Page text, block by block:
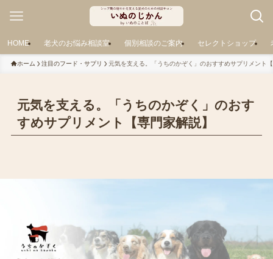
HOME 老犬のお悩み相談室 個別相談のご案内 セレクトショップ
ホーム 注目のフード・サプリ 元気を支える。「うちのかぞく」のおすすめサプリメント
元気を支える。「うちのかぞく」のおす
すめサプリメント【専門家解説】